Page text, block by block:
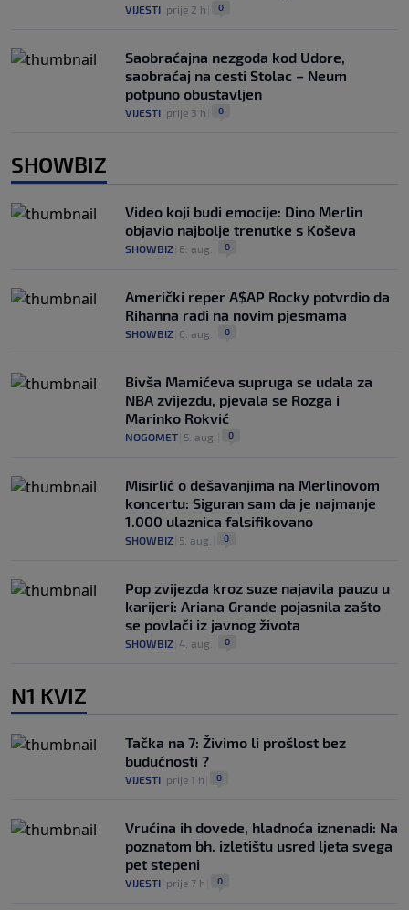
VIJESTI prije 2 h 0
Saobraćajna nezgoda kod Udore,
saobraćaj na cesti Stolac – Neum
potpuno obustavljen
VIJESTI prije 3 h 0
SHOWBIZ
Video koji budi emocije: Dino Merlin
objavio najbolje trenutke s Koševa
SHOWBIZ 6. aug. 0
Američki reper A$AP Rocky potvrdio da
Rihanna radi na novim pjesmama
SHOWBIZ 6. aug. 0
Bivša Mamićeva supruga se udala za
NBA zvijezdu, pjevala se Rozga i
Marinko Rokvić
NOGOMET 5. aug. 0
Misirlić o dešavanjima na Merlinovom
koncertu: Siguran sam da je najmanje
1.000 ulaznica falsifikovano
SHOWBIZ 5. aug. 0
Pop zvijezda kroz suze najavila pauzu u
karijeri: Ariana Grande pojasnila zašto
se povlači iz javnog života
SHOWBIZ 4. aug. 0
N1 KVIZ
Tačka na 7: Živimo li prošlost bez
budućnosti ?
VIJESTI prije 1 h 0
Vrućina ih dovede, hladnoća iznenadi: Na
poznatom bh. izletištu usred ljeta svega
pet stepeni
VIJESTI prije 7 h 0